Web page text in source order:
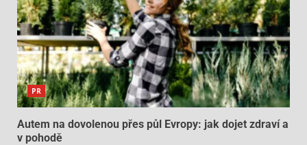
PR
Autem na dovolenou přes půl Evropy: jak dojet zdraví a
v pohodě